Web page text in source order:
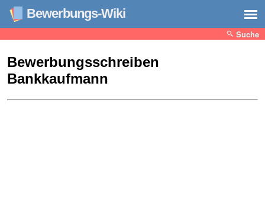
Bewerbungs-Wiki
Suche
Bewerbungsschreiben
Bankkaufmann